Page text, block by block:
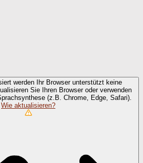
werden
Ihr Browser unterstützt keine
Sie Ihren Browser oder verwenden
(z.B. Chrome, Edge, Safari).
Wie aktualisieren?